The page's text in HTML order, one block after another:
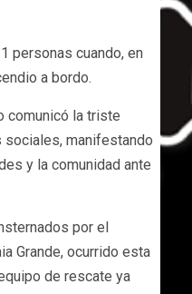
personas cuando, en
a bordo.
comunicó la triste
manifestando
y la comunidad ante
por el
Grande, ocurrido esta
de rescate ya